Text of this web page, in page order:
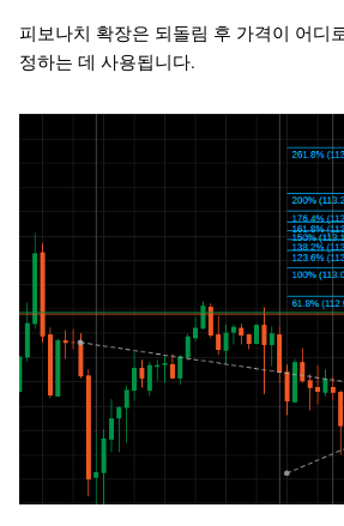
피보나치 확장은 되돌림 후 가격이 어디
정하는 데 사용됩니다.